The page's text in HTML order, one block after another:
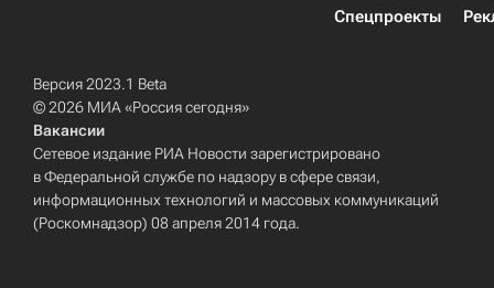
Спецпроекты
Версия 2023.1 Beta
© 2026 МИА «Россия сегодня»
Вакансии
Сетевое издание РИА Новости зарегистрировано
в Федеральной службе по надзору в сфере связи,
информационных технологий и массовых коммуникаций
(Роскомнадзор) 08 апреля 2014 года.